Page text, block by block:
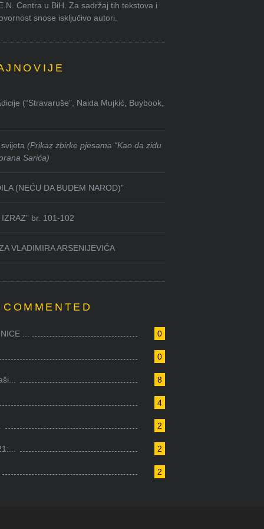
Centra u BiH. Za sadržaj tih tekstova i
snose isključivo autori.
(“Stravaruše”, Naida Mujkić, Buybook,
svijeta(Prikaz zbirke pjesama “Kao da zidu
Sarića)
(NEĆU DA BUDEM NAROD)”
br. 101-102
VLADIMIRA ARSENIJEVIĆA
0
...
0
8
4
2
2
2